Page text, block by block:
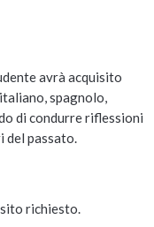
avrà acquisito
spagnolo,
di condurre riflessioni
del passato.
richiesto.